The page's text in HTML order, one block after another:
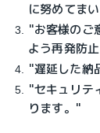
に努めてま
"お客様のご
よう再発防
"遅延した納
"セキュリテ
ります。"